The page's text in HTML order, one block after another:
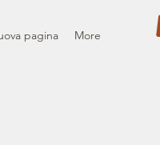
pagina More